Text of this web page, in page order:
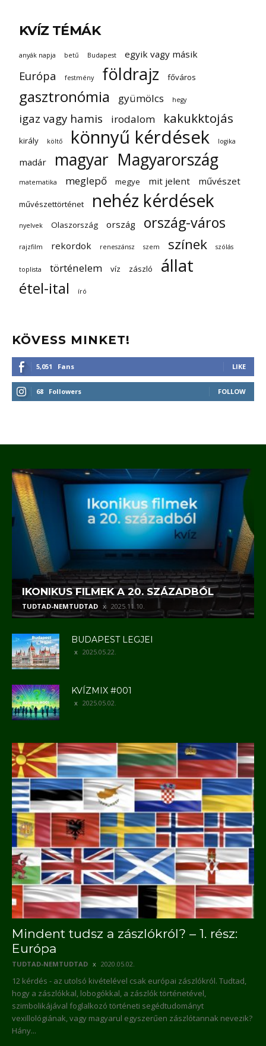
KVÍZ TÉMÁK
anyák napja betű Budapest egyik vagy másik
Európa festmény földrajz főváros
gasztronómia gyümölcs hegy
igaz vagy hamis irodalom kakukktojás
király költő könnyű kérdések logika
madár magyar Magyarország
matematika meglepő megye mit jelent művészet
művészettörténet nehéz kérdések
nyelvek Olaszország ország ország-város
rajzfilm rekordok reneszánsz szem színek szólás
toplista történelem víz zászló állat
étel-ital író
KÖVESS MINKET!
5,051 Fans LIKE
68 Followers FOLLOW
IKONIKUS FILMEK A 20. SZÁZADBÓL
TUDTAD-NEMTUDTAD 2025.11.10.
BUDAPEST LEGJEI
2025.05.22.
KVÍZMIX #001
2025.05.02.
Mindent tudsz a zászlókról? – 1. rész:
Európa
TUDTAD-NEMTUDTAD 2020.05.02.
12 kérdés - az utolsó kivételével csak európai zászlókról. Tudtad,
hogy a zászlókkal, lobogókkal, a zászlók történetével,
szimbolikájával foglalkozó történeti segédtudományt
vexillológiának, vagy magyarul egyszerűen zászlótannak nevezik?
Hány...